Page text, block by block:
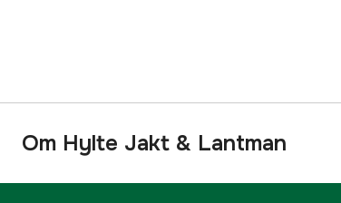
Om Hylte Jakt & Lantman